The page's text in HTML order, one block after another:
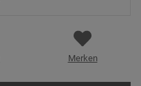
Merken